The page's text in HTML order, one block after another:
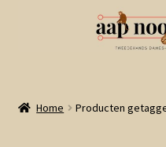
naar
de
Welkom
Home Producten